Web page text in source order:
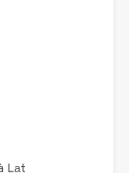
Lạt